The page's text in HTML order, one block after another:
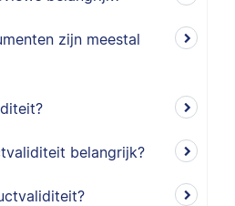
zijn meestal
belangrijk?